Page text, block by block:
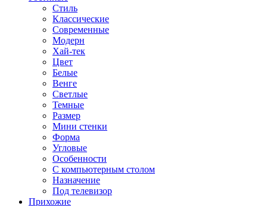
Стиль
Классические
Современные
Модерн
Хай-тек
Цвет
Белые
Венге
Светлые
Темные
Размер
Мини стенки
Форма
Угловые
Особенности
С компьютерным столом
Назначение
Под телевизор
Прихожие